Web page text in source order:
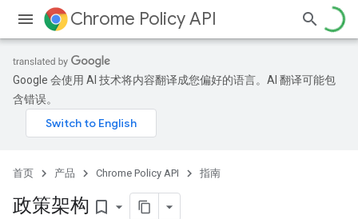
Chrome Policy API
Google 会使用 AI 技术将内容翻译成您偏好的语言。AI 翻译可能包
含错误。
首页 产品 Chrome Policy API 指南
政策架构 bookmark_border